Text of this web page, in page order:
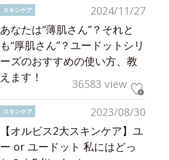
2024/11/27
スキンケア
あなたは“薄肌さん”？それと
も“厚肌さん”？ユードットシリ
ーズのおすすめの使い方、教
えます！
36583 view
2023/08/30
スキンケア
【オルビス2大スキンケア】ユ
ー or ユードット 私にはどっ